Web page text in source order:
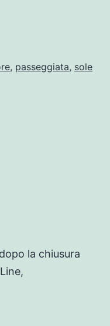
, passeggiata, sole
la chiusura